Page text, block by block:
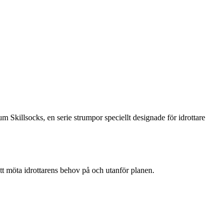
Skillsocks, en serie strumpor speciellt designade för idrottare
möta idrottarens behov på och utanför planen.